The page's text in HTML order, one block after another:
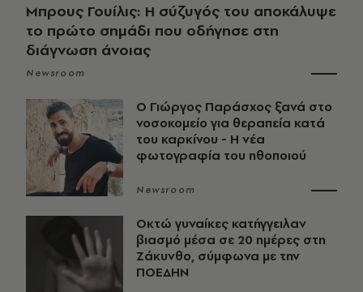
Μπρους Γουίλις: Η σύζυγός του αποκάλυψε
το πρώτο σημάδι που οδήγησε στη
διάγνωση άνοιας
Newsroom
O Γιώργος Παράσχος ξανά στο
νοσοκομείο για θεραπεία κατά
του καρκίνου - Η νέα
φωτογραφία του ηθοποιού
Newsroom
Οκτώ γυναίκες κατήγγειλαν
βιασμό μέσα σε 20 ημέρες στη
Ζάκυνθο, σύμφωνα με την
ΠΟΕΔΗΝ